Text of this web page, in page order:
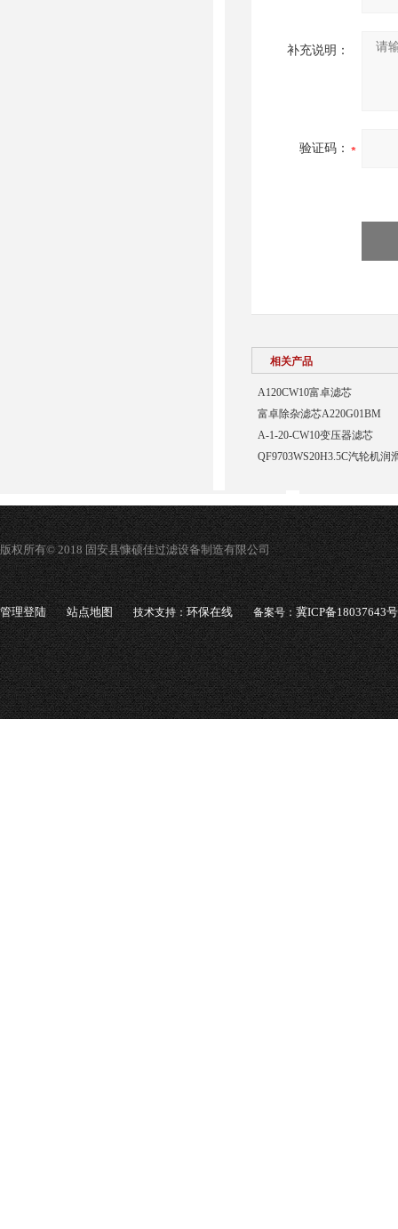
补充说明：
验证码：
相关产品
A120CW10富卓滤芯
富卓除杂滤芯A220G01BM
A-1-20-CW10变压器滤芯
QF9703WS20H3.5C汽轮机润
版权所有© 2018 固安县慷硕佳过滤设备制造有限公司
管理登陆 站点地图 技术支持：环保在线 备案号：冀ICP备18037643